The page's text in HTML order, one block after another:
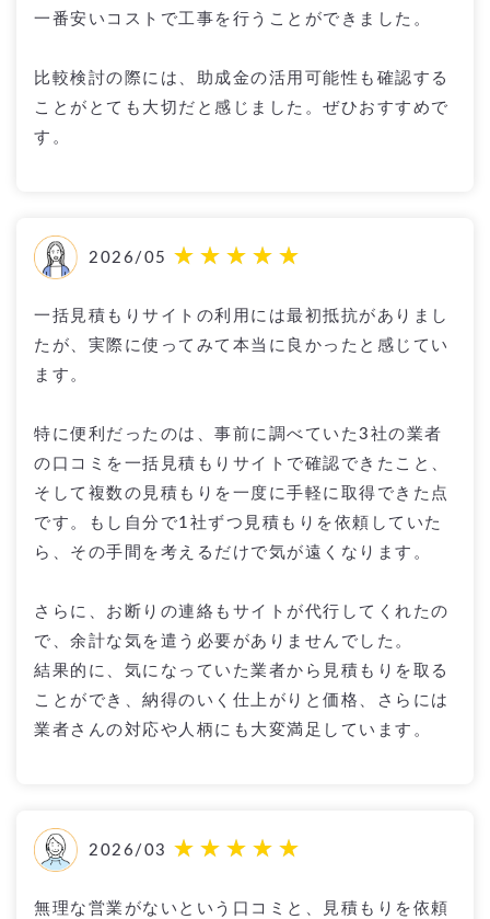
一番安いコストで工事を行うことができました。
比較検討の際には、助成金の活用可能性も確認する
ことがとても大切だと感じました。ぜひおすすめで
す。
2026/05
一括見積もりサイトの利用には最初抵抗がありまし
たが、実際に使ってみて本当に良かったと感じてい
ます。
特に便利だったのは、事前に調べていた3社の業者
の口コミを一括見積もりサイトで確認できたこと、
そして複数の見積もりを一度に手軽に取得できた点
です。もし自分で1社ずつ見積もりを依頼していた
ら、その手間を考えるだけで気が遠くなります。
さらに、お断りの連絡もサイトが代行してくれたの
で、余計な気を遣う必要がありませんでした。
結果的に、気になっていた業者から見積もりを取る
ことができ、納得のいく仕上がりと価格、さらには
業者さんの対応や人柄にも大変満足しています。
2026/03
無理な営業がないという口コミと、見積もりを依頼